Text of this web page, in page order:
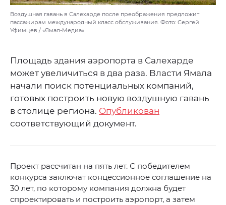
Воздушная гавань в Салехарде после преображения предложит
пассажирам международный класс обслуживания. Фото: Сергей
Уфимцев / «Ямал-Медиа»
Площадь здания аэропорта в Салехарде
может увеличиться в два раза. Власти Ямала
начали поиск потенциальных компаний,
готовых построить новую воздушную гавань
в столице региона. Опубликован
соответствующий документ.
Проект рассчитан на пять лет. С победителем
конкурса заключат концессионное соглашение на
30 лет, по которому компания должна будет
спроектировать и построить аэропорт, а затем